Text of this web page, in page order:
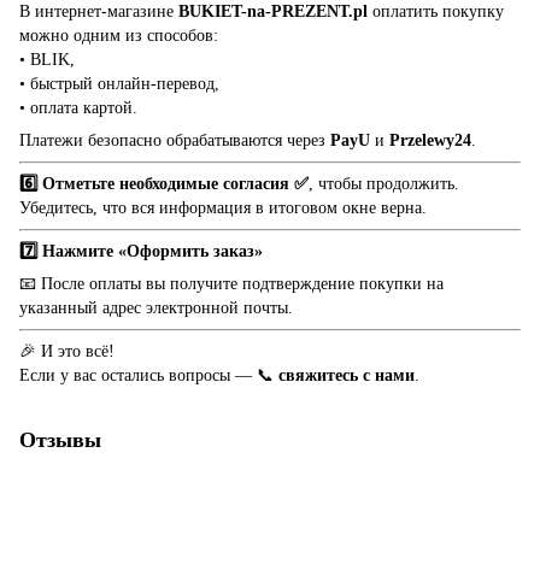
В интернет-магазине BUKIET-na-PREZENT.pl оплатить покупку
можно одним из способов:
• BLIK,
• быстрый онлайн-перевод,
• оплата картой.
Платежи безопасно обрабатываются через PayU и Przelewy24
6️⃣ Отметьте необходимые согласия ✅ , чтобы продолжить.
Убедитесь, что вся информация в итоговом окне верна.
7️⃣ Нажмите «Оформить заказ»
📧 После оплаты вы получите подтверждение покупки на
указанный адрес электронной почты.
🎉 И это всё!
Если у вас остались вопросы — 📞 свяжитесь с нами
Отзывы